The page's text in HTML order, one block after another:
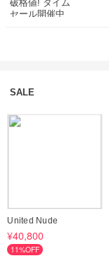
SALE
United Nude
¥40,800
11%OFF